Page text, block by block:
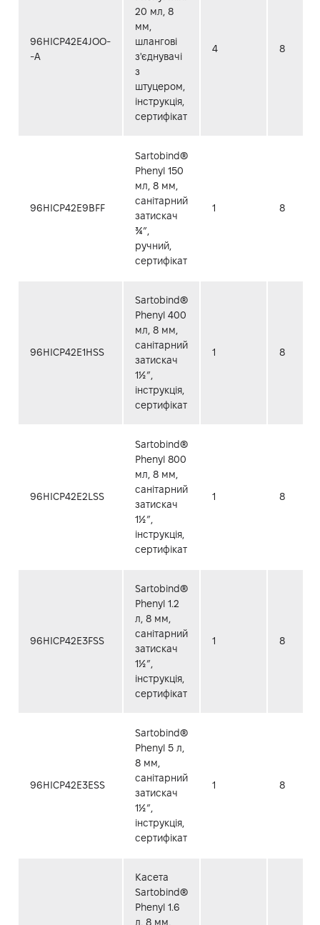
96HICP42E4JOO-
-A
20 мл, 8
мм,
шлангові
з'єднувачі
з
штуцером,
інструкція,
сертифікат
4 8
96HICP42E9BFF
Sartobind®
Phenyl 150
мл, 8 мм,
санітарний
затискач
¾”,
ручний,
сертифікат
1 8
96HICP42E1HSS
Sartobind®
Phenyl 400
мл, 8 мм,
санітарний
затискач
1½”,
інструкція,
сертифікат
1 8
96HICP42E2LSS
Sartobind®
Phenyl 800
мл, 8 мм,
санітарний
затискач
1½”,
інструкція,
сертифікат
1 8
96HICP42E3FSS
Sartobind®
Phenyl 1.2
л, 8 мм,
санітарний
затискач
1½”,
інструкція,
сертифікат
1 8
96HICP42E3ESS
Sartobind®
Phenyl 5 л,
8 мм,
санітарний
затискач
1½”,
інструкція,
сертифікат
1 8
Касета
Sartobind®
Phenyl 1.6
л, 8 мм,